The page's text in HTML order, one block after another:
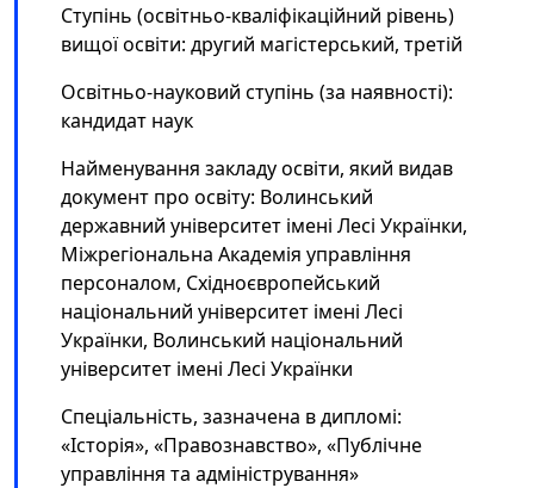
Ступінь (освітньо-кваліфікаційний рівень)
вищої освіти: другий магістерський, третій
Освітньо-науковий ступінь (за наявності):
кандидат наук
Найменування закладу освіти, який видав
документ про освіту: Волинський
державний університет імені Лесі Українки,
Міжрегіональна Академія управління
персоналом, Східноєвропейський
національний університет імені Лесі
Українки, Волинський національний
університет імені Лесі Українки
Спеціальність, зазначена в дипломі:
«Історія», «Правознавство», «Публічне
управління та адміністрування»